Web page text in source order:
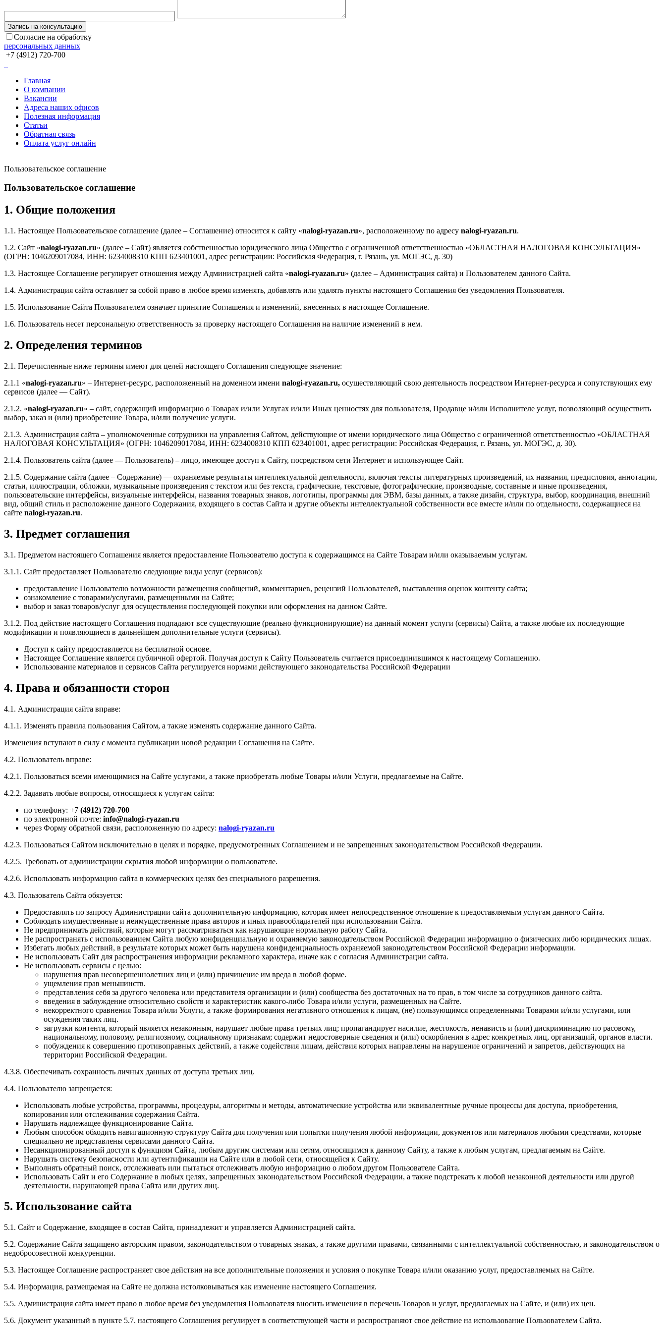
Согласие на обработку
персональных данных
+7 (4912) 720-700
Главная
О компании
Вакансии
Адреса наших офисов
Полезная информация
Статьи
Обратная связь
Оплата услуг онлайн
Пользовательское соглашение
Пользовательское соглашение
1. Общие положения
1.1. Настоящее Пользовательское соглашение (далее – Соглашение) относится к сайту «nalogi-ryazan.ru», расположенному по адресу nalogi-ryazan.ru.
1.2. Сайт «nalogi-ryazan.ru» (далее – Сайт) является собственностью юридического лица Общество с ограниченной ответственностью «ОБЛАСТНАЯ НАЛОГОВАЯ КОНСУЛЬТАЦИЯ»
(ОГРН: 1046209017084, ИНН: 6234008310 КПП 623401001, адрес регистрации: Российская Федерация, г. Рязань, ул. МОГЭС, д. 30)
1.3. Настоящее Соглашение регулирует отношения между Администрацией сайта «nalogi-ryazan.ru» (далее – Администрация сайта) и Пользователем данного Сайта.
1.4. Администрация сайта оставляет за собой право в любое время изменять, добавлять или удалять пункты настоящего Соглашения без уведомления Пользователя.
1.5. Использование Сайта Пользователем означает принятие Соглашения и изменений, внесенных в настоящее Соглашение.
1.6. Пользователь несет персональную ответственность за проверку настоящего Соглашения на наличие изменений в нем.
2. Определения терминов
2.1. Перечисленные ниже термины имеют для целей настоящего Соглашения следующее значение:
2.1.1 «nalogi-ryazan.ru» – Интернет-ресурс, расположенный на доменном имени nalogi-ryazan.ru, осуществляющий свою деятельность посредством Интернет-ресурса и сопутствующих ему
сервисов (далее — Сайт).
2.1.2. «nalogi-ryazan.ru» – сайт, содержащий информацию о Товарах и/или Услугах и/или Иных ценностях для пользователя, Продавце и/или Исполнителе услуг, позволяющий осуществить
выбор, заказ и (или) приобретение Товара, и/или получение услуги.
2.1.3. Администрация сайта – уполномоченные сотрудники на управления Сайтом, действующие от имени юридического лица Общество с ограниченной ответственностью «ОБЛАСТНАЯ
НАЛОГОВАЯ КОНСУЛЬТАЦИЯ» (ОГРН: 1046209017084, ИНН: 6234008310 КПП 623401001, адрес регистрации: Российская Федерация, г. Рязань, ул. МОГЭС, д. 30).
2.1.4. Пользователь сайта (далее — Пользователь) – лицо, имеющее доступ к Сайту, посредством сети Интернет и использующее Сайт.
2.1.5. Содержание сайта (далее – Содержание) — охраняемые результаты интеллектуальной деятельности, включая тексты литературных произведений, их названия, предисловия, аннотации,
статьи, иллюстрации, обложки, музыкальные произведения с текстом или без текста, графические, текстовые, фотографические, производные, составные и иные произведения,
пользовательские интерфейсы, визуальные интерфейсы, названия товарных знаков, логотипы, программы для ЭВМ, базы данных, а также дизайн, структура, выбор, координация, внешний
вид, общий стиль и расположение данного Содержания, входящего в состав Сайта и другие объекты интеллектуальной собственности все вместе и/или по отдельности, содержащиеся на
сайте nalogi-ryazan.ru.
3. Предмет соглашения
3.1. Предметом настоящего Соглашения является предоставление Пользователю доступа к содержащимся на Сайте Товарам и/или оказываемым услугам.
3.1.1. Сайт предоставляет Пользователю следующие виды услуг (сервисов):
предоставление Пользователю возможности размещения сообщений, комментариев, рецензий Пользователей, выставления оценок контенту сайта;
ознакомление с товарами/услугами, размещенными на Сайте;
выбор и заказ товаров/услуг для осуществления последующей покупки или оформления на данном Сайте.
3.1.2. Под действие настоящего Соглашения подпадают все существующие (реально функционирующие) на данный момент услуги (сервисы) Сайта, а также любые их последующие
модификации и появляющиеся в дальнейшем дополнительные услуги (сервисы).
Доступ к сайту предоставляется на бесплатной основе.
Настоящее Соглашение является публичной офертой. Получая доступ к Сайту Пользователь считается присоединившимся к настоящему Соглашению.
Использование материалов и сервисов Сайта регулируется нормами действующего законодательства Российской Федерации
4. Права и обязанности сторон
4.1. Администрация сайта вправе:
4.1.1. Изменять правила пользования Сайтом, а также изменять содержание данного Сайта.
Изменения вступают в силу с момента публикации новой редакции Соглашения на Сайте.
4.2. Пользователь вправе:
4.2.1. Пользоваться всеми имеющимися на Сайте услугами, а также приобретать любые Товары и/или Услуги, предлагаемые на Сайте.
4.2.2. Задавать любые вопросы, относящиеся к услугам сайта:
по телефону: +7 (4912) 720-700
по электронной почте: info@nalogi-ryazan.ru
через Форму обратной связи, расположенную по адресу: nalogi-ryazan.ru
4.2.3. Пользоваться Сайтом исключительно в целях и порядке, предусмотренных Соглашением и не запрещенных законодательством Российской Федерации.
4.2.5. Требовать от администрации скрытия любой информации о пользователе.
4.2.6. Использовать информацию сайта в коммерческих целях без специального разрешения.
4.3. Пользователь Сайта обязуется:
Предоставлять по запросу Администрации сайта дополнительную информацию, которая имеет непосредственное отношение к предоставляемым услугам данного Сайта.
Соблюдать имущественные и неимущественные права авторов и иных правообладателей при использовании Сайта.
Не предпринимать действий, которые могут рассматриваться как нарушающие нормальную работу Сайта.
Не распространять с использованием Сайта любую конфиденциальную и охраняемую законодательством Российской Федерации информацию о физических либо юридических лицах.
Избегать любых действий, в результате которых может быть нарушена конфиденциальность охраняемой законодательством Российской Федерации информации.
Не использовать Сайт для распространения информации рекламного характера, иначе как с согласия Администрации сайта.
Не использовать сервисы с целью:
нарушения прав несовершеннолетних лиц и (или) причинение им вреда в любой форме.
ущемления прав меньшинств.
представления себя за другого человека или представителя организации и (или) сообщества без достаточных на то прав, в том числе за сотрудников данного сайта.
введения в заблуждение относительно свойств и характеристик какого-либо Товара и/или услуги, размещенных на Сайте.
некорректного сравнения Товара и/или Услуги, а также формирования негативного отношения к лицам, (не) пользующимся определенными Товарами и/или услугами, или
осуждения таких лиц.
загрузки контента, который является незаконным, нарушает любые права третьих лиц; пропагандирует насилие, жестокость, ненависть и (или) дискриминацию по расовому,
национальному, половому, религиозному, социальному признакам; содержит недостоверные сведения и (или) оскорбления в адрес конкретных лиц, организаций, органов власти.
побуждения к совершению противоправных действий, а также содействия лицам, действия которых направлены на нарушение ограничений и запретов, действующих на
территории Российской Федерации.
4.3.8. Обеспечивать сохранность личных данных от доступа третьих лиц.
4.4. Пользователю запрещается:
Использовать любые устройства, программы, процедуры, алгоритмы и методы, автоматические устройства или эквивалентные ручные процессы для доступа, приобретения,
копирования или отслеживания содержания Сайта.
Нарушать надлежащее функционирование Сайта.
Любым способом обходить навигационную структуру Сайта для получения или попытки получения любой информации, документов или материалов любыми средствами, которые
специально не представлены сервисами данного Сайта.
Несанкционированный доступ к функциям Сайта, любым другим системам или сетям, относящимся к данному Сайту, а также к любым услугам, предлагаемым на Сайте.
Нарушать систему безопасности или аутентификации на Сайте или в любой сети, относящейся к Сайту.
Выполнять обратный поиск, отслеживать или пытаться отслеживать любую информацию о любом другом Пользователе Сайта.
Использовать Сайт и его Содержание в любых целях, запрещенных законодательством Российской Федерации, а также подстрекать к любой незаконной деятельности или другой
деятельности, нарушающей права Сайта или других лиц.
5. Использование сайта
5.1. Сайт и Содержание, входящее в состав Сайта, принадлежит и управляется Администрацией сайта.
5.2. Содержание Сайта защищено авторским правом, законодательством о товарных знаках, а также другими правами, связанными с интеллектуальной собственностью, и законодательством о
недобросовестной конкуренции.
5.3. Настоящее Соглашение распространяет свое действия на все дополнительные положения и условия о покупке Товара и/или оказанию услуг, предоставляемых на Сайте.
5.4. Информация, размещаемая на Сайте не должна истолковываться как изменение настоящего Соглашения.
5.5. Администрация сайта имеет право в любое время без уведомления Пользователя вносить изменения в перечень Товаров и услуг, предлагаемых на Сайте, и (или) их цен.
5.6. Документ указанный в пункте 5.7. настоящего Соглашения регулирует в соответствующей части и распространяют свое действие на использование Пользователем Сайта.